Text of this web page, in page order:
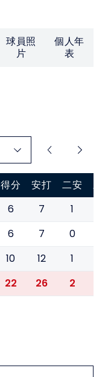
球員照
片
個人年
表
得分 安打 二安 三
6 7 1
6 7 0
10 12 1
22 26 2